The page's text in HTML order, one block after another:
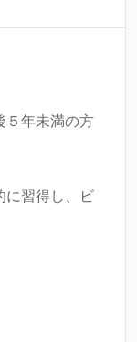
５年未満の方
に習得し、ビ